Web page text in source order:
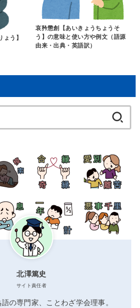
う】
哀矜懲創【あいきょうちょうそ
う】の意味と使い方や例文（語源
由来・出典・英語訳）
索:
北澤篤史
サイト責任者
の専門家、ことわざ学会理事。